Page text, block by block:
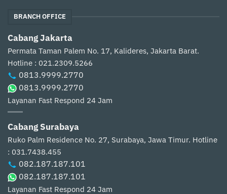
BRANCH OFFICE
Cabang Jakarta
Permata Taman Palem No. 17, Kalideres, Jakarta Barat.
Hotline : 021.2309.5266
0813.9999.2770
0813.9999.2770
Layanan Fast Respond 24 Jam
Cabang Surabaya
Ruko Palm Residence No. 27, Surabaya, Jawa Timur. Hotline
: 031.7438.455
082.187.187.101
082.187.187.101
Layanan Fast Respond 24 Jam